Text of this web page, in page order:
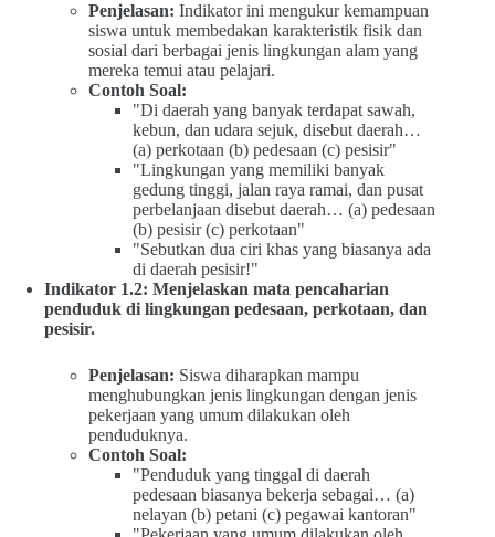
Penjelasan: Indikator ini mengukur kemampuan
siswa untuk membedakan karakteristik fisik dan
sosial dari berbagai jenis lingkungan alam yang
mereka temui atau pelajari.
Contoh Soal:
"Di daerah yang banyak terdapat sawah,
kebun, dan udara sejuk, disebut daerah…
(a) perkotaan (b) pedesaan (c) pesisir"
"Lingkungan yang memiliki banyak
gedung tinggi, jalan raya ramai, dan pusat
perbelanjaan disebut daerah… (a) pedesaan
(b) pesisir (c) perkotaan"
"Sebutkan dua ciri khas yang biasanya ada
di daerah pesisir!"
Indikator 1.2: Menjelaskan mata pencaharian
penduduk di lingkungan pedesaan, perkotaan, dan
pesisir.
Penjelasan: Siswa diharapkan mampu
menghubungkan jenis lingkungan dengan jenis
pekerjaan yang umum dilakukan oleh
penduduknya.
Contoh Soal:
"Penduduk yang tinggal di daerah
pedesaan biasanya bekerja sebagai… (a)
nelayan (b) petani (c) pegawai kantoran"